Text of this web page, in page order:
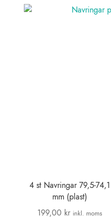
4 st Navringar 79,5-74,1
mm (plast)
199,00 kr inkl. moms